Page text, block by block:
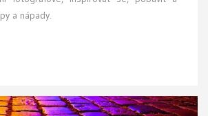
a nápady.